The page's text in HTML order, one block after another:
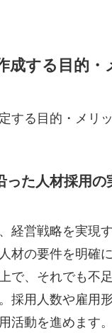
成する目的・
する目的・メリ
った人材採用の
経営戦略を実現
材の要件を明確
で、それでも不
採用人数や雇用
活動を進めます。